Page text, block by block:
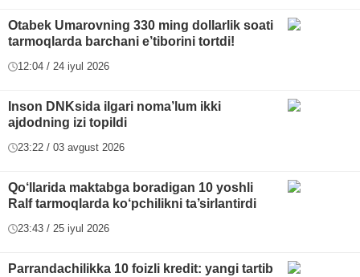
Otabek Umarovning 330 ming dollarlik soati
tarmoqlarda barchani e’tiborini tortdi!
12:04 / 24 iyul 2026
Inson DNKsida ilgari noma’lum ikki
ajdodning izi topildi
23:22 / 03 avgust 2026
Qo‘llarida maktabga boradigan 10 yoshli
Ralf tarmoqlarda ko‘pchilikni ta’sirlantirdi
23:43 / 25 iyul 2026
Parrandachilikka 10 foizli kredit: yangi tartib